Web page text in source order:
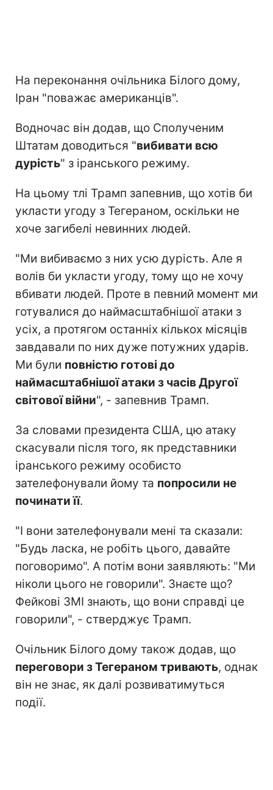
На переконання очільника Білого дому,
Іран "поважає американців".
Водночас він додав, що Сполученим
Штатам доводиться "вибивати всю
дурість" з іранського режиму.
На цьому тлі Трамп запевнив, що хотів би
укласти угоду з Тегераном, оскільки не
хоче загибелі невинних людей.
"Ми вибиваємо з них усю дурість. Але я
волів би укласти угоду, тому що не хочу
вбивати людей. Проте в певний момент ми
готувалися до наймасштабнішої атаки з
усіх, а протягом останніх кількох місяців
завдавали по них дуже потужних ударів.
Ми були повністю готові до
наймасштабнішої атаки з часів Другої
світової війни", - запевнив Трамп.
За словами президента США, цю атаку
скасували після того, як представники
іранського режиму особисто
зателефонували йому та попросили не
починати її.
"І вони зателефонували мені та сказали:
"Будь ласка, не робіть цього, давайте
поговоримо". А потім вони заявляють: "Ми
ніколи цього не говорили". Знаєте що?
Фейкові ЗМІ знають, що вони справді це
говорили", - стверджує Трамп.
Очільник Білого дому також додав, що
переговори з Тегераном тривають, однак
він не знає, як далі розвиватимуться
події.